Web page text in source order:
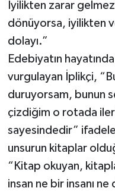
İyilikten zarar
dönüyorsa, iyilikten
dolayı.”
Edebiyatın
vurgulayan İplikçi,
duruyorsam, bunun
çizdiğim o rotada
sayesindedir”
unsurun kitaplar
“Kitap okuyan,
insan ne bir insanı